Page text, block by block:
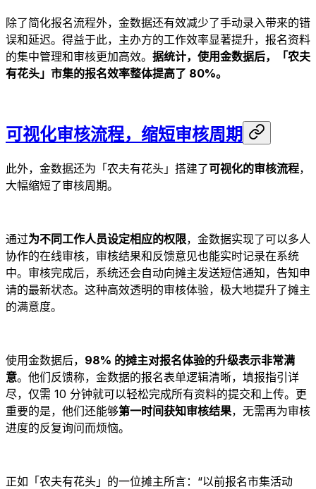
除了简化报名流程外，金数据还有效减少了手动录入带来的错
误和延迟。得益于此，主办方的工作效率显著提升，报名资料
的集中管理和审核更加高效。 据统计，使用金数据后，「农夫
有花头」市集的报名效率整体提高了 80%。
可视化审核流程，缩短审核周期
此外，金数据还为「农夫有花头」搭建了可视化的审核流程，
大幅缩短了审核周期。
通过为不同工作人员设定相应的权限，金数据实现了可以多人
协作的在线审核，审核结果和反馈意见也能实时记录在系统
中。审核完成后，系统还会自动向摊主发送短信通知，告知申
请的最新状态。这种高效透明的审核体验，极大地提升了摊主
的满意度。
使用金数据后， 98% 的摊主对报名体验的升级表示非常满
意。他们反馈称，金数据的报名表单逻辑清晰，填报指引详
尽，仅需 10 分钟就可以轻松完成所有资料的提交和上传。更
重要的是，他们还能够第一时间获知审核结果，无需再为审核
进度的反复询问而烦恼。
正如「农夫有花头」的一位摊主所言：“以前报名市集活动